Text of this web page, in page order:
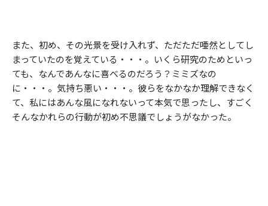
また、初め、その光景を受け入れず、ただただ唖然としてし
まっていたのを覚えている・・・。いくら研究のためといっ
ても、なんであんなに喜べるのだろう？ミミズなの
に・・・。気持ち悪い・・・。彼らをなかなか理解できなく
て、私にはあんな風になれないって本気で思ったし、すごく
そんなかれらの行動が初め不思議でしょうがなかった。